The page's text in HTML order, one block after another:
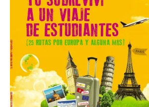
Iberia se convierte en la
primera aerolínea
española en ofrecer wifi a
bordo de Starlink, la
constelación de satélites
más avanzada del mundo, desarrollada
por SpaceX. La incorporación de esta
tecnología forma parte del compromiso
de Iberia con la innovación […]